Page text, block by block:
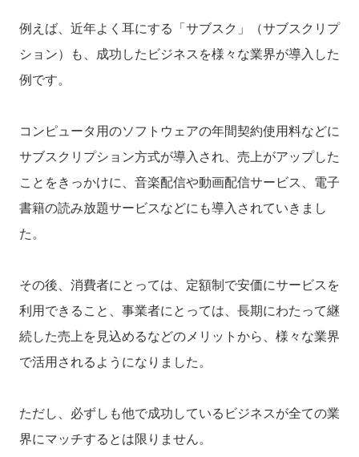
例えば、近年よく耳にする「サブスク」（サブスクリプ
ション）も、成功したビジネスを様々な業界が導入した
例です。
コンピュータ用のソフトウェアの年間契約使用料などに
サブスクリプション方式が導入され、売上がアップした
ことをきっかけに、音楽配信や動画配信サービス、電子
書籍の読み放題サービスなどにも導入されていきまし
た。
その後、消費者にとっては、定額制で安価にサービスを
利用できること、事業者にとっては、長期にわたって継
続した売上を見込めるなどのメリットから、様々な業界
で活用されるようになりました。
ただし、必ずしも他で成功しているビジネスが全ての業
界にマッチするとは限りません。